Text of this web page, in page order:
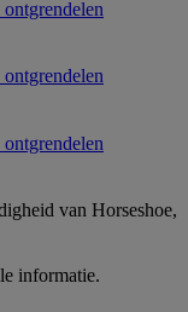
van Horseshoe,
informatie.